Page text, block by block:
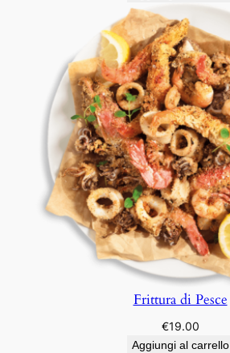
Frittura di Pesce
€19.00
Aggiungi al carrello